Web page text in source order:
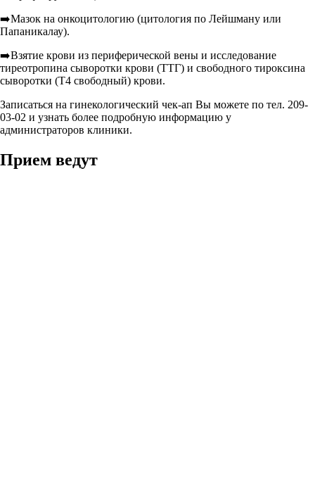
➡️Мазок на онкоцитологию (цитология по Лейшману или
Папаникалау).
➡️Взятие крови из периферической вены и исследование
тиреотропина сыворотки крови (ТТГ) и свободного тироксина
сыворотки (Т4 свободный) крови.
Записаться на гинекологический чек-ап Вы можете по тел. 209-
03-02 и узнать более подробную информацию у
администраторов клиники.
Прием ведут